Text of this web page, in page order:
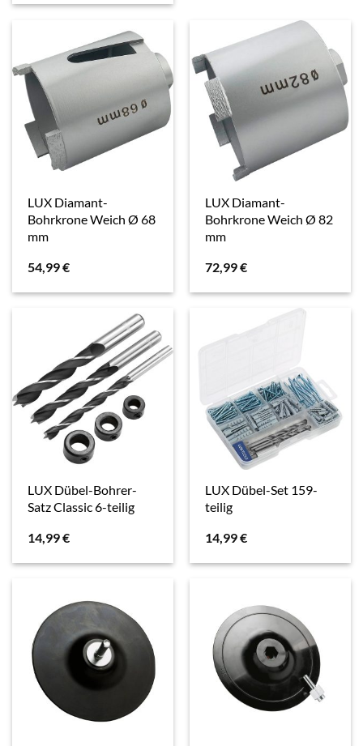
LUX Diamant-
Bohrkrone Weich Ø 68
mm
54,99€
LUX Diamant-
Bohrkrone Weich Ø 82
mm
72,99€
LUX Dübel-Bohrer-
Satz Classic 6-teilig
14,99€
LUX Dübel-Set 159-
teilig
14,99€